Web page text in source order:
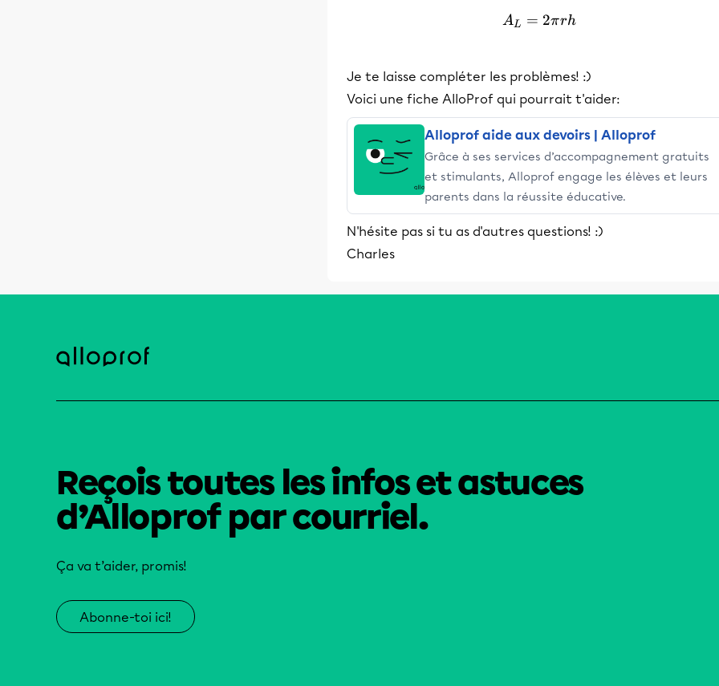
A_L = 2 \pi r h
AL = 2πrh
Je te laisse compléter les problèmes! :)
Voici une fiche AlloProf qui pourrait t'aider:
Alloprof aide aux devoirs | Alloprof
Grâce à ses services d’accompagnement gratuits
et stimulants, Alloprof engage les élèves et leurs
parents dans la réussite éducative.
N'hésite pas si tu as d'autres questions! :)
Charles
Reçois toutes les infos et astuces
d’Alloprof par courriel.
Ça va t’aider, promis!
Abonne-toi ici!